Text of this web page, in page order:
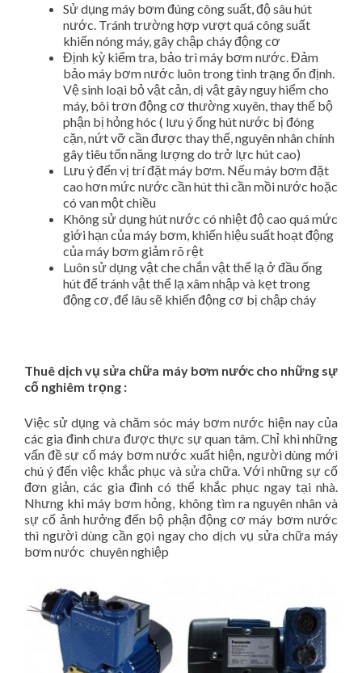
Sử dụng máy bơm đúng công suất, độ sâu hút
nước. Tránh trường hợp vượt quá công suất
khiến nóng máy, gây chập cháy động cơ
Định kỳ kiểm tra, bảo trì máy bơm nước. Đảm
bảo máy bơm nước luôn trong tình trạng ổn định.
Vệ sinh loại bỏ vật cản, dị vật gây nguy hiểm cho
máy, bôi trơn động cơ thường xuyên, thay thế bộ
phận bị hỏng hóc ( lưu ý ống hút nước bị đóng
cặn, nứt vỡ cần được thay thế, nguyên nhân chính
gây tiêu tốn năng lượng do trở lực hút cao)
Lưu ý đến vị trí đặt máy bơm. Nếu máy bơm đặt
cao hơn mức nước cần hút thì cần mồi nước hoặc
có van một chiều
Không sử dụng hút nước có nhiệt độ cao quá mức
giới hạn của máy bơm, khiến hiệu suất hoạt động
của máy bơm giảm rõ rệt
Luôn sử dụng vật che chắn vật thể lạ ở đầu ống
hút để tránh vật thể lạ xâm nhập và kẹt trong
động cơ, để lâu sẽ khiến động cơ bị chập cháy
Thuê dịch vụ sửa chữa máy bơm nước cho những sự
cố nghiêm trọng :
Việc sử dụng và chăm sóc máy bơm nước hiện nay của
các gia đình chưa được thực sự quan tâm. Chỉ khi những
vấn đề sự cố máy bơm nước xuất hiện, người dùng mới
chú ý đến việc khắc phục và sửa chữa. Với những sự cố
đơn giản, các gia đình có thể khắc phục ngay tại nhà.
Nhưng khi máy bơm hỏng, không tìm ra nguyên nhân và
sự cố ảnh hưởng đến bộ phận động cơ máy bơm nước
thì người dùng cần gọi ngay cho dịch vụ sửa chữa máy
bơm nước chuyên nghiệp